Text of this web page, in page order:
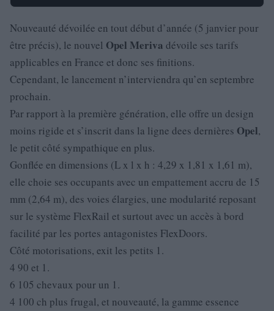
Nouveauté dévoilée en tout début d’année (5 janvier pour
être précis), le nouvel Opel Meriva dévoile ses tarifs
applicables en France et donc ses finitions.
Cependant, le lancement n’interviendra qu’en septembre
prochain.
Par rapport à la première génération, elle offre un design
moins rigide et s’inscrit dans la ligne dees dernières Opel,
le petit côté sympathique en plus.
Gonflée en dimensions (L x l x h : 4,29 x 1,81 x 1,61 m),
elle choie ses occupants avec un empattement accru de 15
mm (2,64 m), des voies élargies, une modularité reposant
sur le système FlexRail et surtout avec un accès à bord
facilité par les portes antagonistes FlexDoors.
Côté motorisations, exit les petits 1.
4 90 et 1.
6 105 chevaux pour un 1.
4 100 ch plus frugal, et nouveauté, la gamme essence